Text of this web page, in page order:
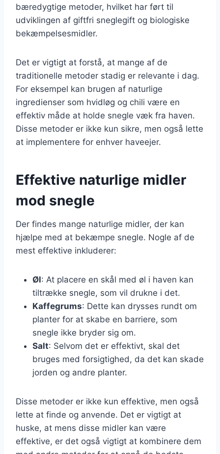
bæredygtige metoder, hvilket har ført til
udviklingen af giftfri sneglegift og biologiske
bekæmpelsesmidler.
Det er vigtigt at forstå, at mange af de
traditionelle metoder stadig er relevante i dag.
For eksempel kan brugen af naturlige
ingredienser som hvidløg og chili være en
effektiv måde at holde snegle væk fra haven.
Disse metoder er ikke kun sikre, men også lette
at implementere for enhver haveejer.
Effektive naturlige midler
mod snegle
Der findes mange naturlige midler, der kan
hjælpe med at bekæmpe snegle. Nogle af de
mest effektive inkluderer:
Øl: At placere en skål med øl i haven kan
tiltrække snegle, som vil drukne i det.
Kaffegrums: Dette kan drysses rundt om
planter for at skabe en barriere, som
snegle ikke bryder sig om.
Salt: Selvom det er effektivt, skal det
bruges med forsigtighed, da det kan skade
jorden og andre planter.
Disse metoder er ikke kun effektive, men også
lette at finde og anvende. Det er vigtigt at
huske, at mens disse midler kan være
effektive, er det også vigtigt at kombinere dem